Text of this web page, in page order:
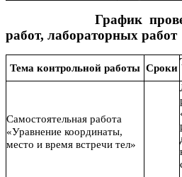
График
работ, лабораторных работ
Тема контрольной работы Сроки
Самостоятельная работа
«Уравнение координаты,
место и время встречи тел»